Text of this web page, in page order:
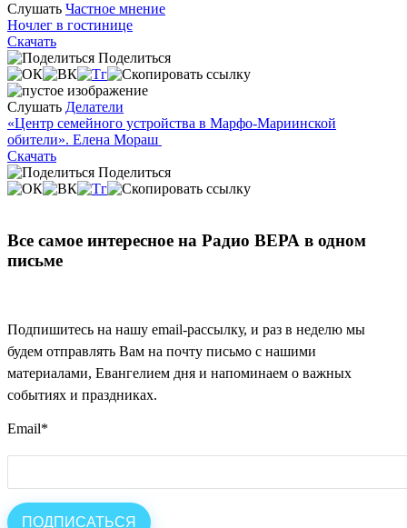
Слушать Частное мнение
Ночлег в гостинице
Скачать
Поделиться
Слушать Делатели
«Центр семейного устройства в Марфо-Мариинской
обители». Елена Мораш
Скачать
Поделиться
Все самое интересное на Радио ВЕРА в одном
письме
Подпишитесь на нашу email-рассылку, и раз в неделю мы
будем отправлять Вам на почту письмо с нашими
материалами, Евангелием дня и напоминаем о важных
событиях и праздниках.
Email*